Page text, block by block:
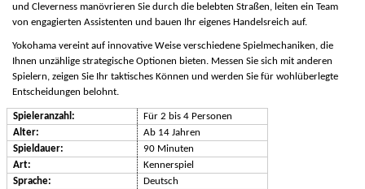
und Cleverness manövrieren Sie durch die belebten Straßen, leiten ein Team
von engagierten Assistenten und bauen Ihr eigenes Handelsreich auf.
Yokohama vereint auf innovative Weise verschiedene Spielmechaniken, die
Ihnen unzählige strategische Optionen bieten. Messen Sie sich mit anderen
Spielern, zeigen Sie Ihr taktisches Können und werden Sie für wohlüberlegte
Entscheidungen belohnt.
Spieleranzahl:
Für 2 bis 4 Personen
Alter:
Ab 14 Jahren
Spieldauer:
90 Minuten
Art:
Kennerspiel
Sprache:
Deutsch